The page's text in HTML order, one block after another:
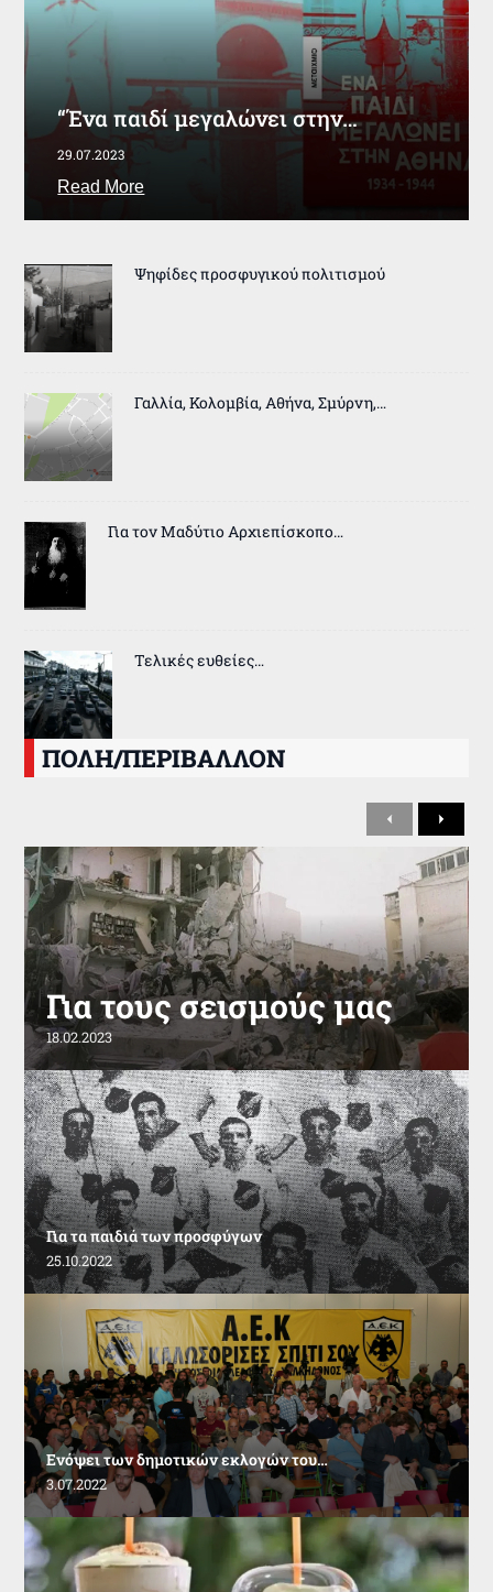
“Ένα παιδί μεγαλώνει στην…
29.07.2023
Read More
Ψηφίδες προσφυγικού πολιτισμού
Γαλλία, Κολομβία, Αθήνα, Σμύρνη,…
Για τον Μαδύτιο Αρχιεπίσκοπο…
Τελικές ευθείες…
ΠΟΛΗ/ΠΕΡΙΒΑΛΛΟΝ
P
r
o
u
N
e
x
t
Για τους σεισμούς μας
18.02.2023
Για τα παιδιά των προσφύγων
25.10.2022
Ενόψει των δημοτικών εκλογών του…
3.07.2022